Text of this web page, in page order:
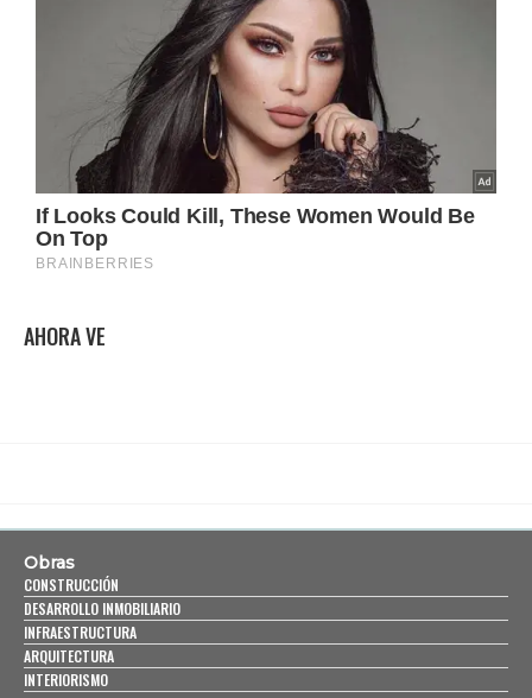
AHORA VE
Obras
CONSTRUCCIÓN
DESARROLLO INMOBILIARIO
INFRAESTRUCTURA
ARQUITECTURA
INTERIORISMO